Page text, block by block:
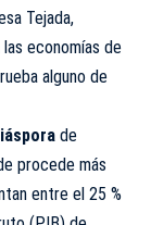
Tejada,
economías de
alguno de
de
procede más
entre el 25 %